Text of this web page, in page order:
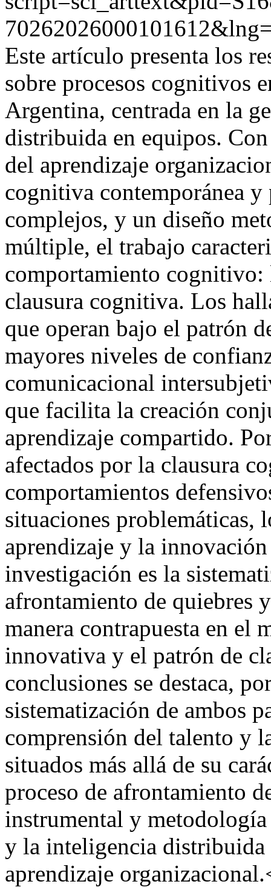
Este artículo presenta los
sobre procesos cognitivos
Argentina, centrada en la
distribuida en equipos.
del aprendizaje
cognitiva contemporánea y
complejos, y un diseño
múltiple, el trabajo
comportamiento
clausura cognitiva. Los
que operan bajo el patrón
mayores niveles de
comunicacional
que facilita la creación
aprendizaje compartido.
afectados por la clausura
comportamientos
situaciones problemáticas,
aprendizaje y la
investigación es la
afrontamiento de quiebres
manera contrapuesta en el
innovativa y el patrón de
conclusiones se destaca,
sistematización de ambos
comprensión del talento y
situados más allá de su
proceso de afrontamiento
instrumental y
y la inteligencia
aprendizaje